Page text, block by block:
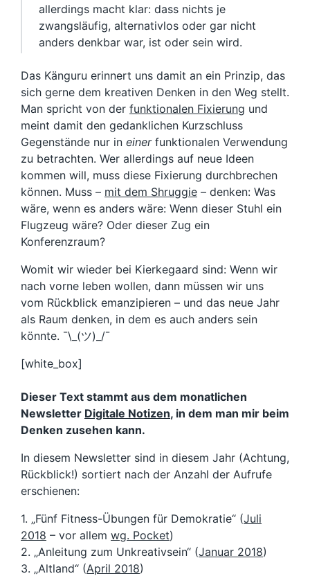
allerdings macht klar: dass nichts je
zwangsläufig, alternativlos oder gar nicht
anders denkbar war, ist oder sein wird.
Das Känguru erinnert uns damit an ein Prinzip, das
sich gerne dem kreativen Denken in den Weg stellt.
Man spricht von der funktionalen Fixierung und
meint damit den gedanklichen Kurzschluss
Gegenstände nur in einerfunktionalen Verwendung
zu betrachten. Wer allerdings auf neue Ideen
kommen will, muss diese Fixierung durchbrechen
können. Muss – mit dem Shruggie – denken: Was
wäre, wenn es anders wäre: Wenn dieser Stuhl ein
Flugzeug wäre? Oder dieser Zug ein
Konferenzraum?
Womit wir wieder bei Kierkegaard sind: Wenn wir
nach vorne leben wollen, dann müssen wir uns
vom Rückblick emanzipieren – und das neue Jahr
als Raum denken, in dem es auch anders sein
könnte. ¯\_(ツ)_/¯
[white_box]
Dieser Text stammt aus dem monatlichen
Newsletter Digitale Notizen, in dem man mir beim
Denken zusehen kann.
In diesem Newsletter sind in diesem Jahr (Achtung,
Rückblick!) sortiert nach der Anzahl der Aufrufe
erschienen:
1. „Fünf Fitness-Übungen für Demokratie“ (Juli
2018 – vor allem wg. Pocket)
2. „Anleitung zum Unkreativsein“ (Januar 2018)
3. „Altland“ (April 2018)